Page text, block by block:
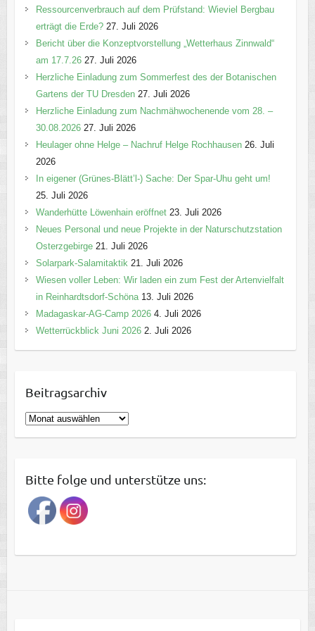
n
Ressourcenverbrauch auf dem Prüfstand: Wieviel Bergbau
erträgt die Erde? 27. Juli 2026
Bericht über die Konzeptvorstellung „Wetterhaus Zinnwald“
am 17.7.26 27. Juli 2026
Herzliche Einladung zum Sommerfest des der Botanischen
Gartens der TU Dresden 27. Juli 2026
Herzliche Einladung zum Nachmähwochenende vom 28. –
30.08.2026 27. Juli 2026
Heulager ohne Helge – Nachruf Helge Rochhausen 26. Juli
2026
In eigener (Grünes-Blätt’l-) Sache: Der Spar-Uhu geht um!
25. Juli 2026
Wanderhütte Löwenhain eröffnet 23. Juli 2026
Neues Personal und neue Projekte in der Naturschutzstation
Osterzgebirge 21. Juli 2026
Solarpark-Salamitaktik 21. Juli 2026
Wiesen voller Leben: Wir laden ein zum Fest der Artenvielfalt
in Reinhardtsdorf-Schöna 13. Juli 2026
Madagaskar-AG-Camp 2026 4. Juli 2026
Wetterrückblick Juni 2026 2. Juli 2026
Beitragsarchiv
B
e
r
a
g
a
Bitte folge und unterstütze uns: